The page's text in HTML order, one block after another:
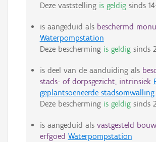
Deze vaststelling is geldigsinds
is aangeduid als beschermd
Waterpompstation
Deze bescherming is geldigsinds
is deel van de aanduiding als
stads- of dorpsgezicht, intrinsiek
geplantsoeneerde stadsomwalling
Deze bescherming is geldigsinds
is aangeduid als vastgesteld
erfgoed Waterpompstation